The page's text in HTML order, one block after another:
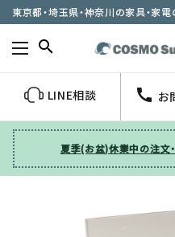
東京都・埼玉県・神奈川の家具・家
search
LINE相談 call お
夏季(お盆)休業中の注文